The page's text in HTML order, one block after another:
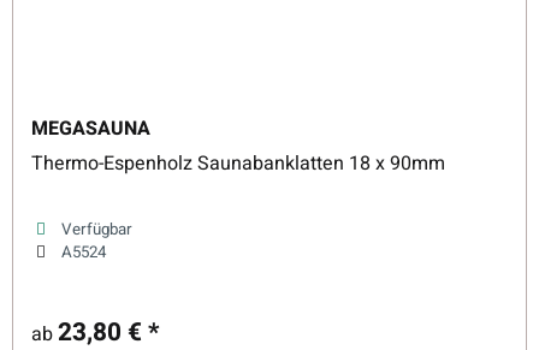
MEGASAUNA
Thermo-Espenholz Saunabanklatten 18 x 90mm
Verfügbar
A5524
ab23,80 €*